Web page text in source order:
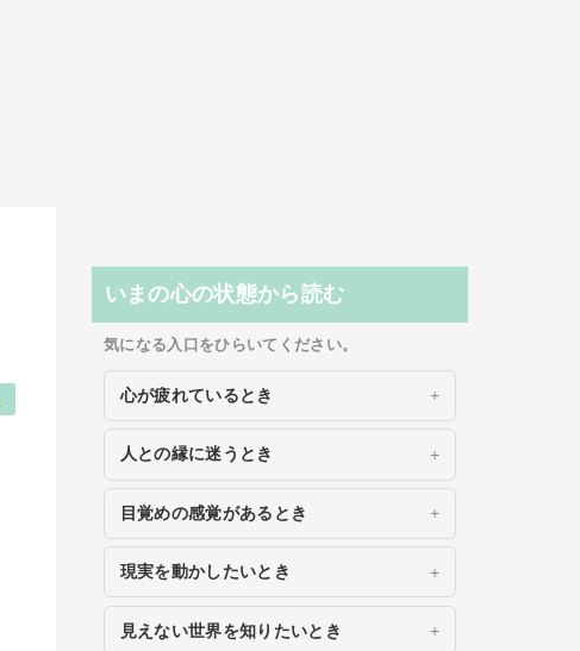
いまの心の状態から読む
気になる入口をひらいてください。
心が疲れているとき
人との縁に迷うとき
目覚めの感覚があるとき
現実を動かしたいとき
見えない世界を知りたいとき